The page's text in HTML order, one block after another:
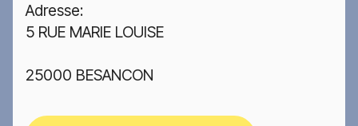
Adresse:
5 RUE MARIE LOUISE
25000 BESANCON